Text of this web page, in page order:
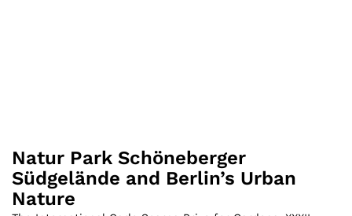
Natur Park Schöneberger
Südgelände and Berlin’s Urban
Nature